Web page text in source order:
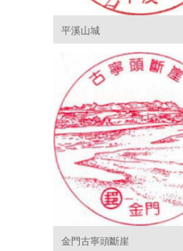
平溪山城
金門古寧頭斷崖